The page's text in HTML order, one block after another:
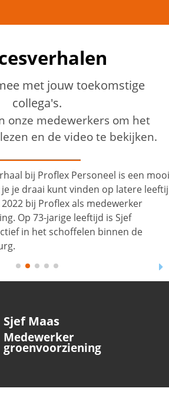
met jouw toekomstige
collega's.
onze medewerkers om het
en de video te bekijken.
bij Proflex Personeel is een mooi
draai kunt vinden op latere leeftijd.
bij Proflex als medewerker
73-jarige leeftijd is Sjef
in het schoffelen binnen de
Maas